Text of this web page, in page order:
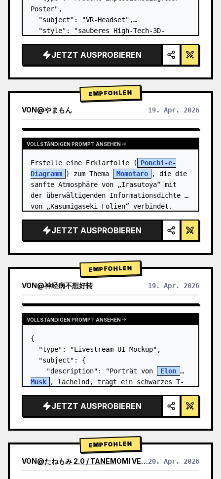
Poster",
  "subject": "VR-Headset",
  "style": "sauberes High-Tech-3D-
Akzente",
  "background": "{argument
default=\"sanfter violetter und blauer
Verlauf…
JETZT AUSPROBIEREN
EMPFOHLEN
VON@やまもん 19. Apr. 2026
ERGEBNISSE ANDERER MODELLE ANZEIGEN
VOLLSTÄNDIGEN PROMPT ANSEHEN
Erstelle eine Erklärfolie (
Ponchi-e-
Diagramm ) zum Thema Momotaro
, die die
sanfte Atmosphäre von „Irasutoya“ mit
der überwältigenden Informationsdichte
von „Kasumigaseki-Folien“ verbindet.
JETZT AUSPROBIEREN
EMPFOHLEN
VON@神经病不想好转 19. Apr. 2026
VOLLSTÄNDIGEN PROMPT ANSEHEN
{
  "type": "Livestream-UI-Mockup",
  "subject": {
    "description": "Porträt von
Elon
Musk
, lächelnd, trägt ein schwarzes T-
Grafik",
    "background": "linke Seite zeigt
JETZT AUSPROBIEREN
EMPFOHLEN
VON@たねもみ 2.0 / TANEMOMI VER2.0 20. Apr. 2026